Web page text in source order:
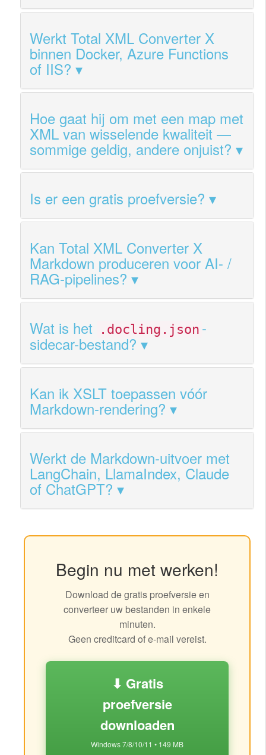
Werkt Total XML Converter X
binnen Docker, Azure Functions
of IIS?
Hoe gaat hij om met een map met
XML van wisselende kwaliteit —
sommige geldig, andere onjuist?
Is er een gratis proefversie?
Kan Total XML Converter X
Markdown produceren voor AI- /
RAG-pipelines?
Wat is het .docling.json -
sidecar-bestand?
Kan ik XSLT toepassen vóór
Markdown-rendering?
Werkt de Markdown-uitvoer met
LangChain, LlamaIndex, Claude
of ChatGPT?
Begin nu met werken!
Download de gratis proefversie en
converteer uw bestanden in enkele
minuten.
Geen creditcard of e-mail vereist.
⬇ Gratis
proefversie
downloaden
Windows 7/8/10/11 • 149 MB